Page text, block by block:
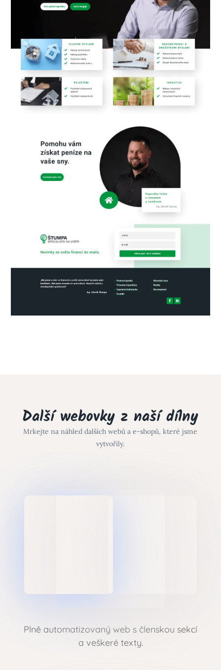
Další webovky z naší dílny
Mrkejte na náhled dalších webů a e-shopů, které jsme
vytvořily.
Plně automatizovaný web s členskou sekcí
a veškeré texty.